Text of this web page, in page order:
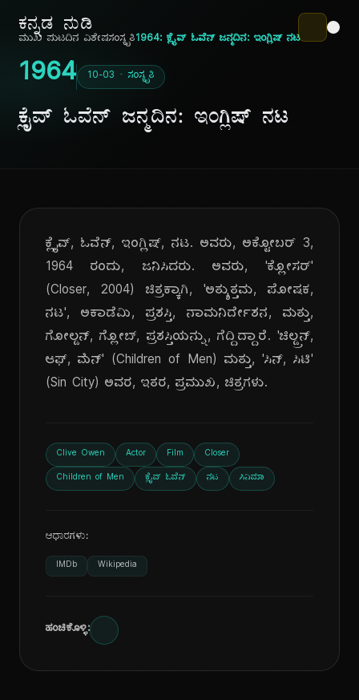
ಕನ್ನಡ ನುಡಿ
ಮುಖ ಪುಟದಿನ ವಿಶೇಷಸಂಸ್ಕೃತಿ1964: ಕ್ಲೈವ್ ಓವೆನ್ ಜನ್ಮದಿನ: ಇಂಗ್ಲಿಷ್ ನಟ
1964 10-03 · ಸಂಸ್ಕೃತಿ
ಕ್ಲೈವ್ ಓವೆನ್ ಜನ್ಮದಿನ: ಇಂಗ್ಲಿಷ್ ನಟ
ಕ್ಲೈವ್, ಓವೆನ್, ಇಂಗ್ಲಿಷ್, ನಟ. ಅವರು, ಅಕ್ಟೋಬರ್ 3,
1964 ರಂದು, ಜನಿಸಿದರು. ಅವರು, 'ಕ್ಲೋಸರ್'
(Closer, 2004) ಚಿತ್ರಕ್ಕಾಗಿ, 'ಅತ್ಯುತ್ತಮ, ಪೋಷಕ,
ನಟ', ಅಕಾಡೆಮಿ, ಪ್ರಶಸ್ತಿ, ನಾಮನಿರ್ದೇಶನ, ಮತ್ತು,
ಗೋಲ್ಡನ್, ಗ್ಲೋಬ್, ಪ್ರಶಸ್ತಿಯನ್ನು, ಗೆದ್ದಿದ್ದಾರೆ. 'ಚಿಲ್ಡ್ರನ್,
ಆಫ್, ಮೆನ್' (Children of Men) ಮತ್ತು, 'ಸಿನ್, ಸಿಟಿ'
(Sin City) ಅವರ, ಇತರ, ಪ್ರಮುಖ, ಚಿತ್ರಗಳು.
Clive Owen Actor Film Closer
Children of Men ಕ್ಲೈವ್ ಓವೆನ್ ನಟ ಸಿನಿಮಾ
ಆಧಾರಗಳು:
IMDb Wikipedia
ಹಂಚಿಕೊಳ್ಳಿ: